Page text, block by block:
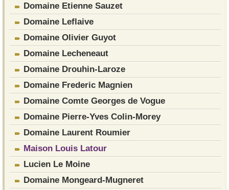
Domaine Etienne Sauzet
Domaine Leflaive
Domaine Olivier Guyot
Domaine Lecheneaut
Domaine Drouhin-Laroze
Domaine Frederic Magnien
Domaine Comte Georges de Vogue
Domaine Pierre-Yves Colin-Morey
Domaine Laurent Roumier
Maison Louis Latour
Lucien Le Moine
Domaine Mongeard-Mugneret